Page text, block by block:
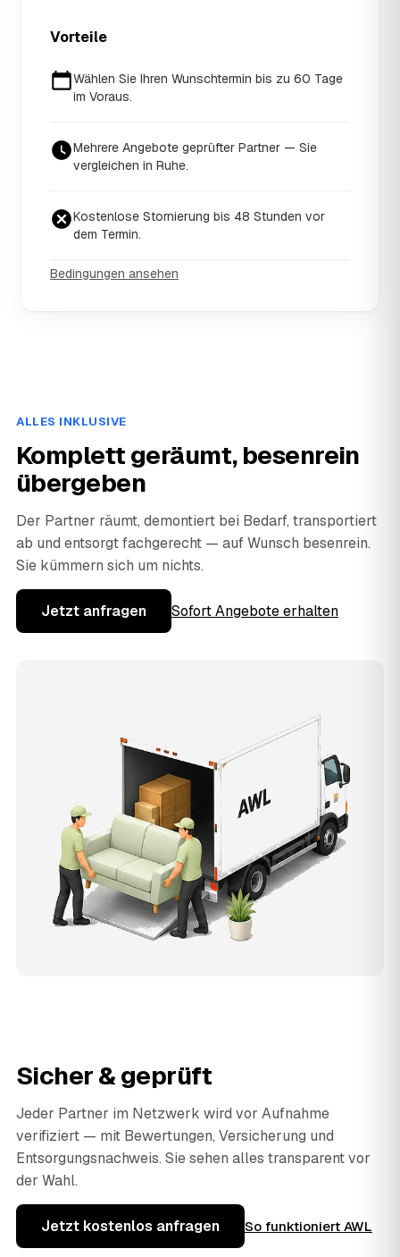
Vorteile
Wählen Sie Ihren Wunschtermin bis zu 60 Tage
im Voraus.
Mehrere Angebote geprüfter Partner — Sie
vergleichen in Ruhe.
Kostenlose Stornierung bis 48 Stunden vor
dem Termin.
Bedingungen ansehen
ALLES INKLUSIVE
Komplett geräumt, besenrein
übergeben
Der Partner räumt, demontiert bei Bedarf, transportiert
ab und entsorgt fachgerecht — auf Wunsch besenrein.
Sie kümmern sich um nichts.
Jetzt anfragen Sofort Angebote erhalten
Sicher & geprüft
Jeder Partner im Netzwerk wird vor Aufnahme
verifiziert — mit Bewertungen, Versicherung und
Entsorgungsnachweis. Sie sehen alles transparent vor
der Wahl.
Jetzt kostenlos anfragen So funktioniert AWL